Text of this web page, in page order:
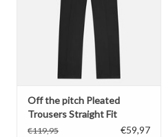
Off the pitch Pleated
Trousers Straight Fit
€119,95 €59,97